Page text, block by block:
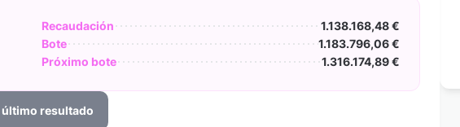
Recaudación
1.138.168,48 €
Bote
1.183.796,06 €
Próximo bote
1.316.174,89 €
último resultado